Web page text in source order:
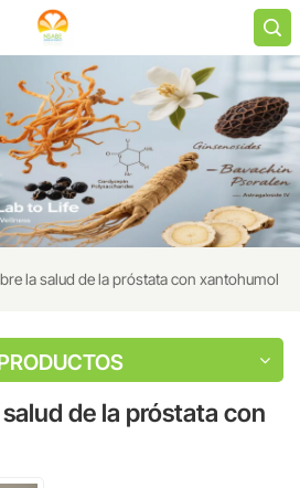
la salud de la próstata con xantohumol
de la próstata con